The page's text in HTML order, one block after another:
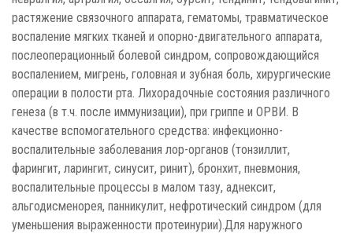
растяжение связочного аппарата, гематомы, травматическое
воспаление мягких тканей и опорно-двигательного аппарата,
послеоперационный болевой синдром, сопровождающийся
воспалением, мигрень, головная и зубная боль, хирургические
операции в полости рта. Лихорадочные состояния различного
генеза (в т.ч. после иммунизации), при гриппе и ОРВИ. В
качестве вспомогательного средства: инфекционно-
воспалительные заболевания лор-органов (тонзиллит,
фарингит, ларингит, синусит, ринит), бронхит, пневмония,
воспалительные процессы в малом тазу, аднексит,
альгодисменорея, панникулит, нефротический синдром (для
уменьшения выраженности протеинурии).Для наружного